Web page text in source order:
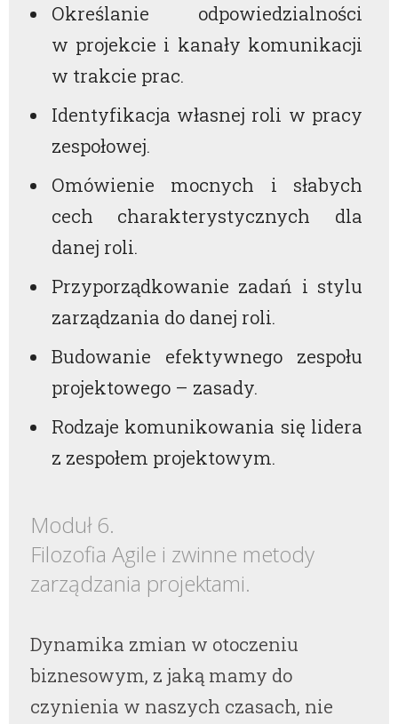
Określanie odpowiedzialności
w projekcie i kanały komunikacji
w trakcie prac.
Identyfikacja własnej roli w pracy
zespołowej.
Omówienie mocnych i słabych
cech charakterystycznych dla
danej roli.
Przyporządkowanie zadań i stylu
zarządzania do danej roli.
Budowanie efektywnego zespołu
projektowego – zasady.
Rodzaje komunikowania się lidera
z zespołem projektowym.
Moduł 6.
Filozofia Agile i zwinne metody
zarządzania projektami.
Dynamika zmian w otoczeniu
biznesowym, z jaką mamy do
czynienia w naszych czasach, nie